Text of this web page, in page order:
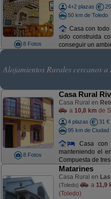
8 Fotos
4+2 plazas
50 km de Toledo
Casa con
sido construida
conseguir un
Alojamientos Rurales cercanos a
8 Fotos
Casa Rural
Casa Rural en
a 10,8 km de
4 plazas
31 €
95 km de Ciudad
Casa con
manteniendo el
Compuesta de
Matarines
Casa Rural en
(Toledo) a 11,9
(Toledo)